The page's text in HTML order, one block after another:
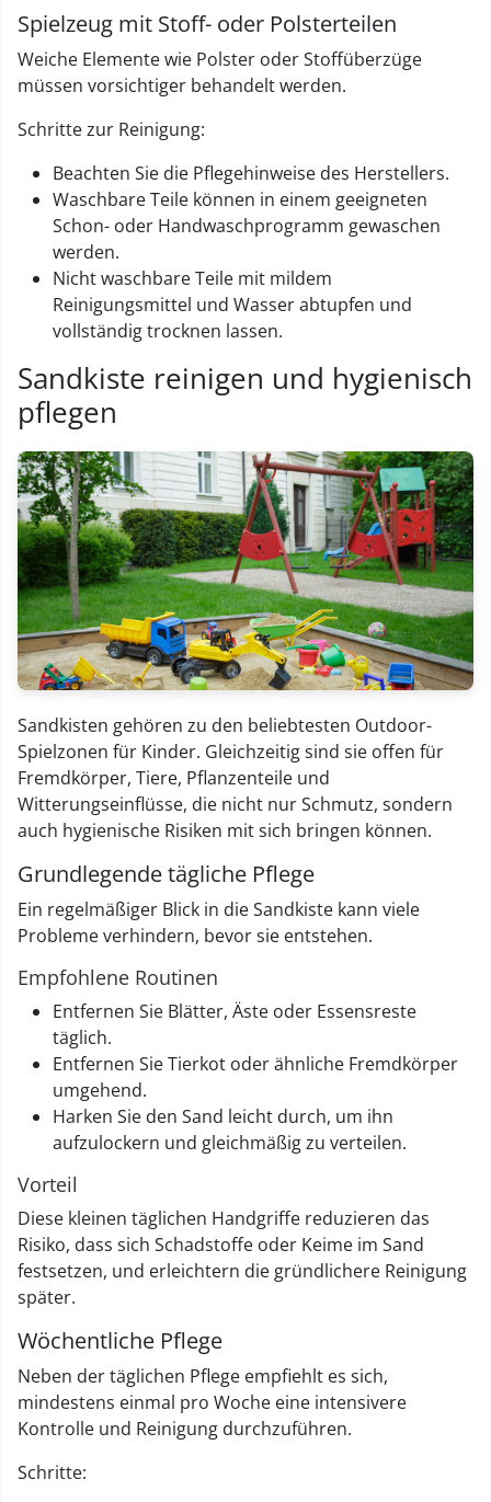
Spielzeug mit Stoff- oder Polsterteilen
Weiche Elemente wie Polster oder Stoffüberzüge
müssen vorsichtiger behandelt werden.
Schritte zur Reinigung:
Beachten Sie die Pflegehinweise des Herstellers.
Waschbare Teile können in einem geeigneten
Schon- oder Handwaschprogramm gewaschen
werden.
Nicht waschbare Teile mit mildem
Reinigungsmittel und Wasser abtupfen und
vollständig trocknen lassen.
Sandkiste reinigen und hygienisch
pflegen
Sandkisten gehören zu den beliebtesten Outdoor-
Spielzonen für Kinder. Gleichzeitig sind sie offen für
Fremdkörper, Tiere, Pflanzenteile und
Witterungseinflüsse, die nicht nur Schmutz, sondern
auch hygienische Risiken mit sich bringen können.
Grundlegende tägliche Pflege
Ein regelmäßiger Blick in die Sandkiste kann viele
Probleme verhindern, bevor sie entstehen.
Empfohlene Routinen
Entfernen Sie Blätter, Äste oder Essensreste
täglich.
Entfernen Sie Tierkot oder ähnliche Fremdkörper
umgehend.
Harken Sie den Sand leicht durch, um ihn
aufzulockern und gleichmäßig zu verteilen.
Vorteil
Diese kleinen täglichen Handgriffe reduzieren das
Risiko, dass sich Schadstoffe oder Keime im Sand
festsetzen, und erleichtern die gründlichere Reinigung
später.
Wöchentliche Pflege
Neben der täglichen Pflege empfiehlt es sich,
mindestens einmal pro Woche eine intensivere
Kontrolle und Reinigung durchzuführen.
Schritte: